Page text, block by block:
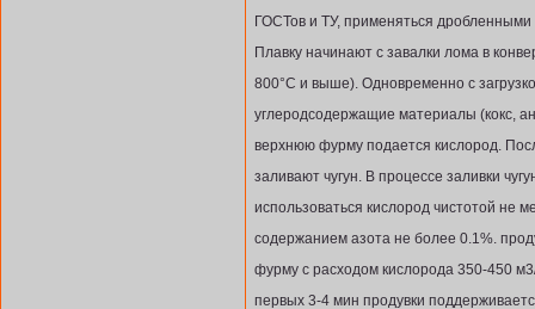
ГОСТов и ТУ, применяться дробленными
Плавку начинают с завалки лома в
800°С и выше). Одновременно с
углеродсодержащие материалы (кокс,
верхнюю фурму подается кислород.
заливают чугун. В процессе заливки
использоваться кислород чистотой не
содержанием азота не более 0.1%.
фурму с расходом кислорода 350-450
первых 3-4 мин продувки